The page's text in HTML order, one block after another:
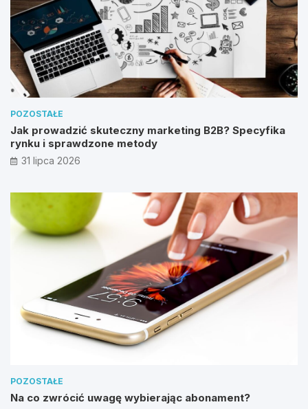
POZOSTAŁE
Jak prowadzić skuteczny marketing B2B? Specyfika
rynku i sprawdzone metody
31 lipca 2026
POZOSTAŁE
Na co zwrócić uwagę wybierając abonament?